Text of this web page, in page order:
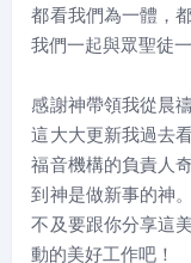
都看我們為一體，
我們一起與眾聖徒
感謝神帶領我從晨
這大大更新我過去
福音機構的負責人
到神是做新事的神
不及要跟你分享這
動的美好工作吧！